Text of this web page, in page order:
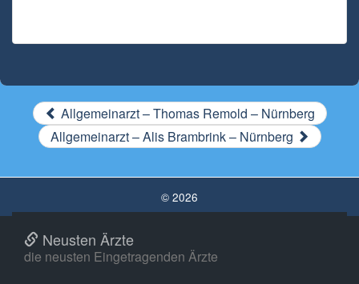
Allgemeinarzt – Thomas Remold – Nürnberg
Allgemeinarzt – Alis Brambrink – Nürnberg
© 2026
Neusten Ärzte
die neusten Eingetragenden Ärzte